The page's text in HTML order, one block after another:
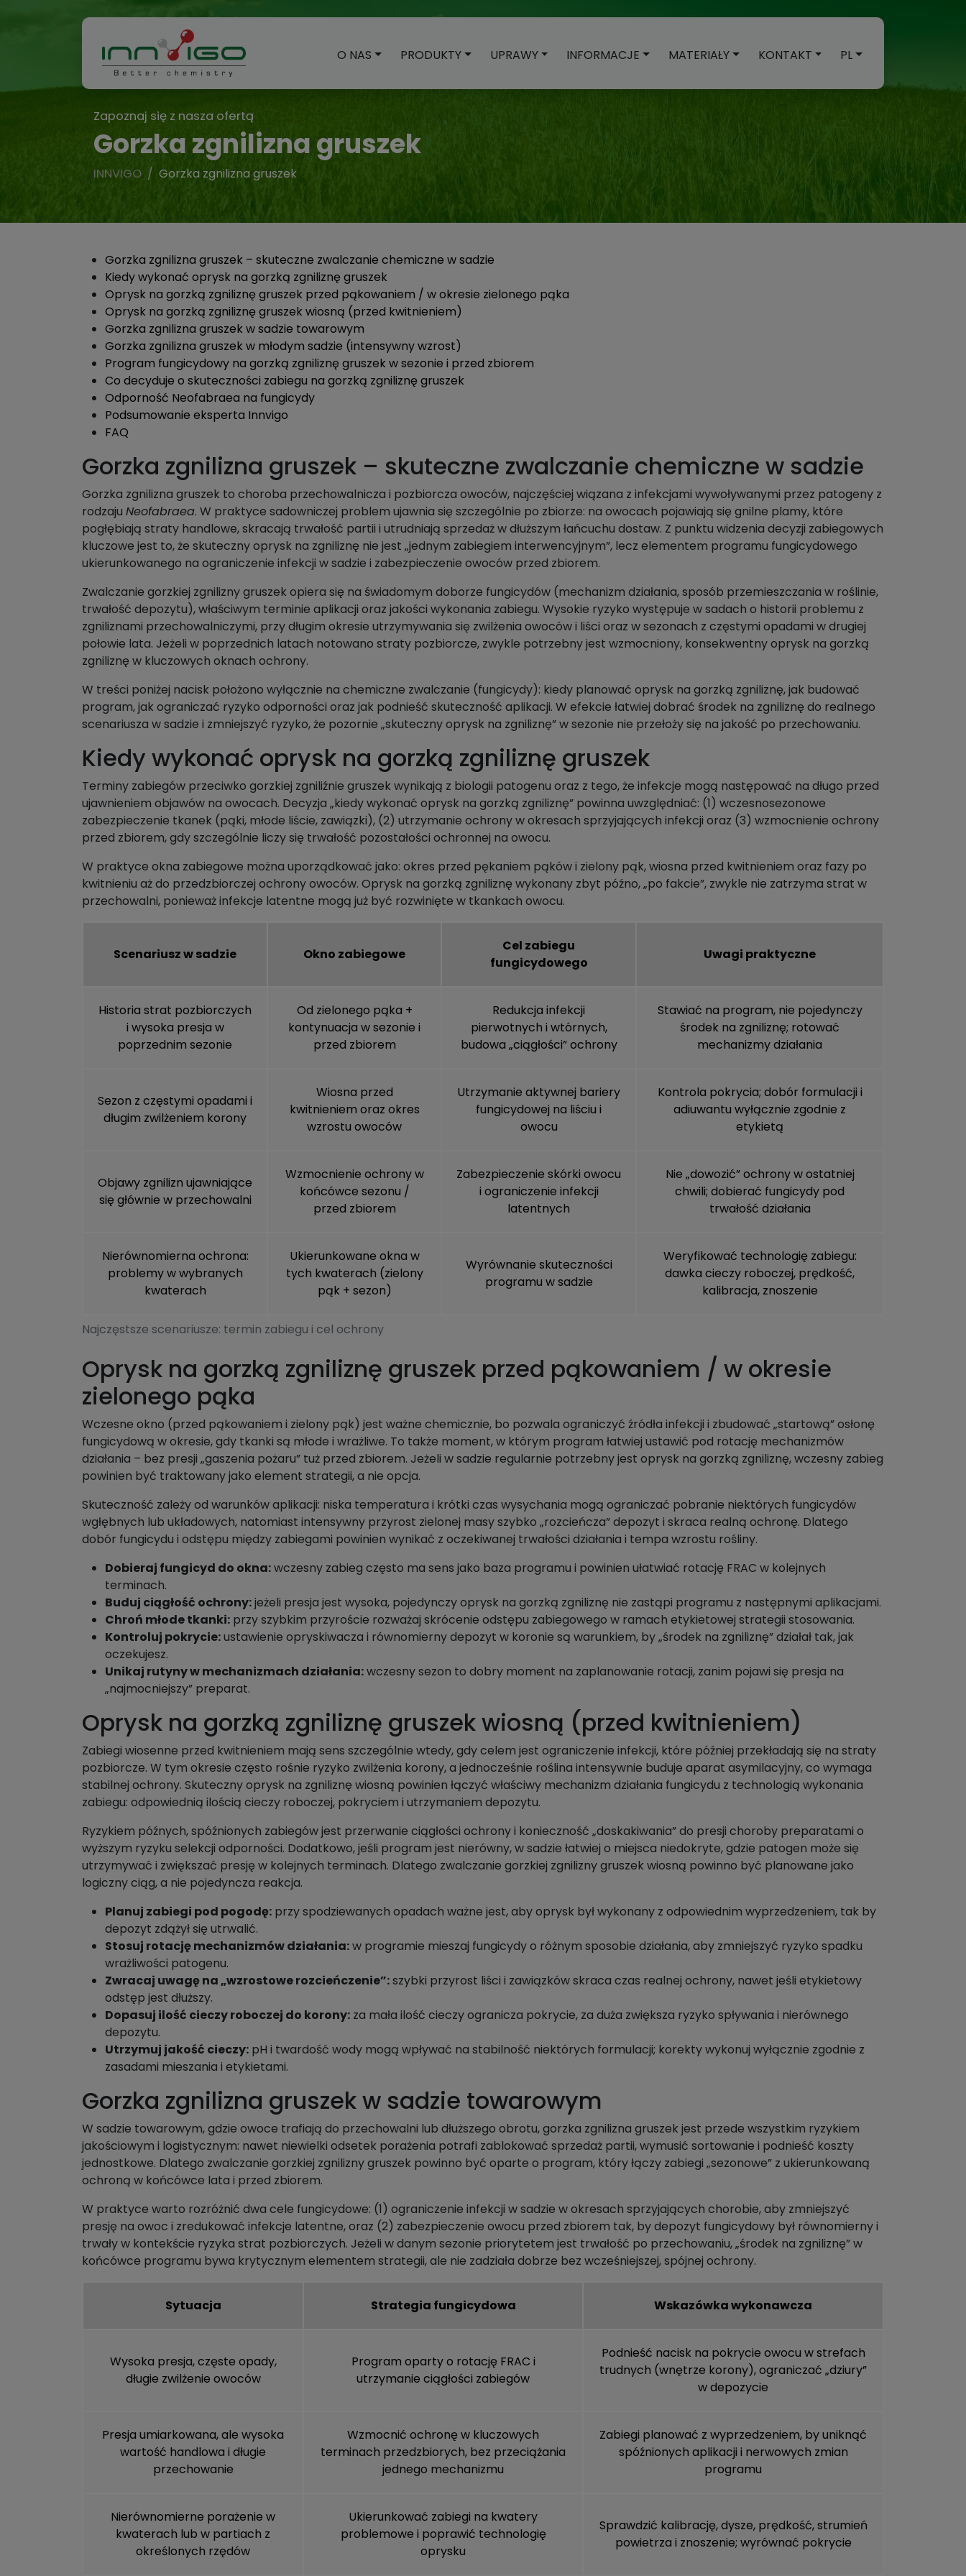
O NAS PRODUKTY UPRAWY INFORMACJE MATERIAŁY KONTAKT PL
Zapoznaj się z nasza ofertą
Gorzka zgnilizna gruszek
INNVIGO Gorzka zgnilizna gruszek
Gorzka zgnilizna gruszek – skuteczne zwalczanie chemiczne w sadzie
Kiedy wykonać oprysk na gorzką zgniliznę gruszek
Oprysk na gorzką zgniliznę gruszek przed pąkowaniem / w okresie zielonego pąka
Oprysk na gorzką zgniliznę gruszek wiosną (przed kwitnieniem)
Gorzka zgnilizna gruszek w sadzie towarowym
Gorzka zgnilizna gruszek w młodym sadzie (intensywny wzrost)
Program fungicydowy na gorzką zgniliznę gruszek w sezonie i przed zbiorem
Co decyduje o skuteczności zabiegu na gorzką zgniliznę gruszek
Odporność Neofabraea na fungicydy
Podsumowanie eksperta Innvigo
FAQ
Gorzka zgnilizna gruszek – skuteczne zwalczanie chemiczne w sadzie
Gorzka zgnilizna gruszek to choroba przechowalnicza i pozbiorcza owoców, najczęściej wiązana z infekcjami wywoływanymi przez patogeny z
rodzaju Neofabraea. W praktyce sadowniczej problem ujawnia się szczególnie po zbiorze: na owocach pojawiają się gnilne plamy, które
pogłębiają straty handlowe, skracają trwałość partii i utrudniają sprzedaż w dłuższym łańcuchu dostaw. Z punktu widzenia decyzji zabiegowych
kluczowe jest to, że skuteczny oprysk na zgniliznę nie jest „jednym zabiegiem interwencyjnym”, lecz elementem programu fungicydowego
ukierunkowanego na ograniczenie infekcji w sadzie i zabezpieczenie owoców przed zbiorem.
Zwalczanie gorzkiej zgnilizny gruszek opiera się na świadomym doborze fungicydów (mechanizm działania, sposób przemieszczania w roślinie,
trwałość depozytu), właściwym terminie aplikacji oraz jakości wykonania zabiegu. Wysokie ryzyko występuje w sadach o historii problemu z
zgniliznami przechowalniczymi, przy długim okresie utrzymywania się zwilżenia owoców i liści oraz w sezonach z częstymi opadami w drugiej
połowie lata. Jeżeli w poprzednich latach notowano straty pozbiorcze, zwykle potrzebny jest wzmocniony, konsekwentny oprysk na gorzką
zgniliznę w kluczowych oknach ochrony.
W treści poniżej nacisk położono wyłącznie na chemiczne zwalczanie (fungicydy): kiedy planować oprysk na gorzką zgniliznę, jak budować
program, jak ograniczać ryzyko odporności oraz jak podnieść skuteczność aplikacji. W efekcie łatwiej dobrać środek na zgniliznę do realnego
scenariusza w sadzie i zmniejszyć ryzyko, że pozornie „skuteczny oprysk na zgniliznę” w sezonie nie przełoży się na jakość po przechowaniu.
Kiedy wykonać oprysk na gorzką zgniliznę gruszek
Terminy zabiegów przeciwko gorzkiej zgniliźnie gruszek wynikają z biologii patogenu oraz z tego, że infekcje mogą następować na długo przed
ujawnieniem objawów na owocach. Decyzja „kiedy wykonać oprysk na gorzką zgniliznę” powinna uwzględniać: (1) wczesnosezonowe
zabezpieczenie tkanek (pąki, młode liście, zawiązki), (2) utrzymanie ochrony w okresach sprzyjających infekcji oraz (3) wzmocnienie ochrony
przed zbiorem, gdy szczególnie liczy się trwałość pozostałości ochronnej na owocu.
W praktyce okna zabiegowe można uporządkować jako: okres przed pękaniem pąków i zielony pąk, wiosna przed kwitnieniem oraz fazy po
kwitnieniu aż do przedzbiorczej ochrony owoców. Oprysk na gorzką zgniliznę wykonany zbyt późno, „po fakcie”, zwykle nie zatrzyma strat w
przechowalni, ponieważ infekcje latentne mogą już być rozwinięte w tkankach owocu.
Najczęstsze scenariusze: termin zabiegu i cel ochrony
Scenariusz w sadzie Okno zabiegowe
Cel zabiegu
fungicydowego
Uwagi praktyczne
Historia strat pozbiorczych
i wysoka presja w
poprzednim sezonie
Od zielonego pąka +
kontynuacja w sezonie i
przed zbiorem
Redukcja infekcji
pierwotnych i wtórnych,
budowa „ciągłości” ochrony
Stawiać na program, nie pojedynczy
środek na zgniliznę; rotować
mechanizmy działania
Sezon z częstymi opadami i
długim zwilżeniem korony
Wiosna przed
kwitnieniem oraz okres
wzrostu owoców
Utrzymanie aktywnej bariery
fungicydowej na liściu i
owocu
Kontrola pokrycia; dobór formulacji i
adiuwantu wyłącznie zgodnie z
etykietą
Objawy zgnilizn ujawniające
się głównie w przechowalni
Wzmocnienie ochrony w
końcówce sezonu /
przed zbiorem
Zabezpieczenie skórki owocu
i ograniczenie infekcji
latentnych
Nie „dowozić” ochrony w ostatniej
chwili; dobierać fungicydy pod
trwałość działania
Nierównomierna ochrona:
problemy w wybranych
kwaterach
Ukierunkowane okna w
tych kwaterach (zielony
pąk + sezon)
Wyrównanie skuteczności
programu w sadzie
Weryfikować technologię zabiegu:
dawka cieczy roboczej, prędkość,
kalibracja, znoszenie
Oprysk na gorzką zgniliznę gruszek przed pąkowaniem / w okresie
zielonego pąka
Wczesne okno (przed pąkowaniem i zielony pąk) jest ważne chemicznie, bo pozwala ograniczyć źródła infekcji i zbudować „startową” osłonę
fungicydową w okresie, gdy tkanki są młode i wrażliwe. To także moment, w którym program łatwiej ustawić pod rotację mechanizmów
działania – bez presji „gaszenia pożaru” tuż przed zbiorem. Jeżeli w sadzie regularnie potrzebny jest oprysk na gorzką zgniliznę, wczesny zabieg
powinien być traktowany jako element strategii, a nie opcja.
Skuteczność zależy od warunków aplikacji: niska temperatura i krótki czas wysychania mogą ograniczać pobranie niektórych fungicydów
wgłębnych lub układowych, natomiast intensywny przyrost zielonej masy szybko „rozcieńcza” depozyt i skraca realną ochronę. Dlatego
dobór fungicydu i odstępu między zabiegami powinien wynikać z oczekiwanej trwałości działania i tempa wzrostu rośliny.
Dobieraj fungicyd do okna:wczesny zabieg często ma sens jako baza programu i powinien ułatwiać rotację FRAC w kolejnych
terminach.
Buduj ciągłość ochrony:jeżeli presja jest wysoka, pojedynczy oprysk na gorzką zgniliznę nie zastąpi programu z następnymi aplikacjami.
Chroń młode tkanki: przy szybkim przyroście rozważaj skrócenie odstępu zabiegowego w ramach etykietowej strategii stosowania.
Kontroluj pokrycie:ustawienie opryskiwacza i równomierny depozyt w koronie są warunkiem, by „środek na zgniliznę” działał tak, jak
oczekujesz.
Unikaj rutyny w mechanizmach działania:wczesny sezon to dobry moment na zaplanowanie rotacji, zanim pojawi się presja na
„najmocniejszy” preparat.
Oprysk na gorzką zgniliznę gruszek wiosną (przed kwitnieniem)
Zabiegi wiosenne przed kwitnieniem mają sens szczególnie wtedy, gdy celem jest ograniczenie infekcji, które później przekładają się na straty
pozbiorcze. W tym okresie często rośnie ryzyko zwilżenia korony, a jednocześnie roślina intensywnie buduje aparat asymilacyjny, co wymaga
stabilnej ochrony. Skuteczny oprysk na zgniliznę wiosną powinien łączyć właściwy mechanizm działania fungicydu z technologią wykonania
zabiegu: odpowiednią ilością cieczy roboczej, pokryciem i utrzymaniem depozytu.
Ryzykiem późnych, spóźnionych zabiegów jest przerwanie ciągłości ochrony i konieczność „doskakiwania” do presji choroby preparatami o
wyższym ryzyku selekcji odporności. Dodatkowo, jeśli program jest nierówny, w sadzie łatwiej o miejsca niedokryte, gdzie patogen może się
utrzymywać i zwiększać presję w kolejnych terminach. Dlatego zwalczanie gorzkiej zgnilizny gruszek wiosną powinno być planowane jako
logiczny ciąg, a nie pojedyncza reakcja.
Planuj zabiegi pod pogodę: przy spodziewanych opadach ważne jest, aby oprysk był wykonany z odpowiednim wyprzedzeniem, tak by
depozyt zdążył się utrwalić.
Stosuj rotację mechanizmów działania:w programie mieszaj fungicydy o różnym sposobie działania, aby zmniejszyć ryzyko spadku
wrażliwości patogenu.
Zwracaj uwagę na „wzrostowe rozcieńczenie”:szybki przyrost liści i zawiązków skraca czas realnej ochrony, nawet jeśli etykietowy
odstęp jest dłuższy.
Dopasuj ilość cieczy roboczej do korony: za mała ilość cieczy ogranicza pokrycie, za duża zwiększa ryzyko spływania i nierównego
depozytu.
Utrzymuj jakość cieczy: pH i twardość wody mogą wpływać na stabilność niektórych formulacji; korekty wykonuj wyłącznie zgodnie z
zasadami mieszania i etykietami.
Gorzka zgnilizna gruszek w sadzie towarowym
W sadzie towarowym, gdzie owoce trafiają do przechowalni lub dłuższego obrotu, gorzka zgnilizna gruszek jest przede wszystkim ryzykiem
jakościowym i logistycznym: nawet niewielki odsetek porażenia potrafi zablokować sprzedaż partii, wymusić sortowanie i podnieść koszty
jednostkowe. Dlatego zwalczanie gorzkiej zgnilizny gruszek powinno być oparte o program, który łączy zabiegi „sezonowe” z ukierunkowaną
ochroną w końcówce lata i przed zbiorem.
W praktyce warto rozróżnić dwa cele fungicydowe: (1) ograniczenie infekcji w sadzie w okresach sprzyjających chorobie, aby zmniejszyć
presję na owoc i zredukować infekcje latentne, oraz (2) zabezpieczenie owocu przed zbiorem tak, by depozyt fungicydowy był równomierny i
trwały w kontekście ryzyka strat pozbiorczych. Jeżeli w danym sezonie priorytetem jest trwałość po przechowaniu, „środek na zgniliznę” w
końcówce programu bywa krytycznym elementem strategii, ale nie zadziała dobrze bez wcześniejszej, spójnej ochrony.
Sytuacja Strategia fungicydowa Wskazówka wykonawcza
Wysoka presja, częste opady,
długie zwilżenie owoców
Program oparty o rotację FRAC i
utrzymanie ciągłości zabiegów
Podnieść nacisk na pokrycie owocu w strefach
trudnych (wnętrze korony), ograniczać „dziury”
w depozycie
Presja umiarkowana, ale wysoka
wartość handlowa i długie
przechowanie
Wzmocnić ochronę w kluczowych
terminach przedzbiorych, bez przeciążania
jednego mechanizmu
Zabiegi planować z wyprzedzeniem, by uniknąć
spóźnionych aplikacji i nerwowych zmian
programu
Nierównomierne porażenie w
kwaterach lub w partiach z
określonych rzędów
Ukierunkować zabiegi na kwatery
problemowe i poprawić technologię
oprysku
Sprawdzić kalibrację, dysze, prędkość, strumień
powietrza i znoszenie; wyrównać pokrycie